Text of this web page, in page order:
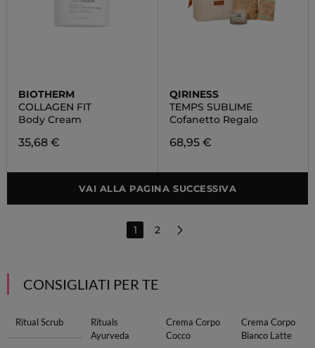
BIOTHERM
COLLAGEN FIT
Body Cream
35,68 €
QIRINESS
TEMPS SUBLIME
Cofanetto Regalo
68,95 €
VAI ALLA PAGINA SUCCESSIVA
1 2
CONSIGLIATI PER TE
Ritual Scrub
Rituals
Ayurveda
Crema Corpo
Cocco
Crema Corpo
Bianco Latte